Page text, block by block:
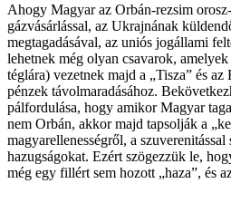
Ahogy Magyar az Orbán-rezsim
gázvásárlással, az Ukrajnának
megtagadásával, az uniós jogállami
lehetnek még olyan csavarok,
téglára) vezetnek majd a „Tisza” és
pénzek távolmaradásához.
pálfordulása, hogy amikor Magyar
nem Orbán, akkor majd tapsolják a
magyarellenességről, a
hazugságokat. Ezért szögezzük le,
még egy fillért sem hozott „haza”, és